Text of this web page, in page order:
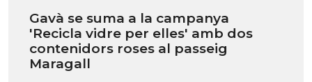
Gavà se suma a la campanya
'Recicla vidre per elles' amb dos
contenidors roses al passeig
Maragall